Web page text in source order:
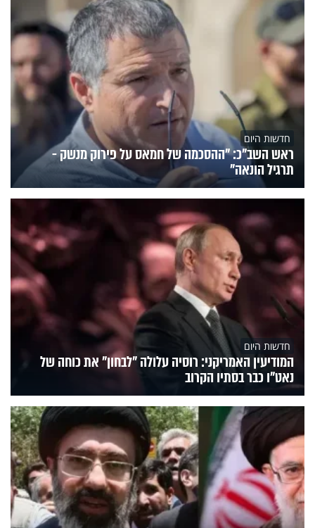
חדשות היום
ראש השב"כ: "ההסכמה של חמאס על פירוק מנשק -
תרגיל הונאה"
חדשות היום
המודיעין האמריקני: רוסיה עלולה "לבחון" את כוחה של
נאט"ו כבר בסתיו הקרוב